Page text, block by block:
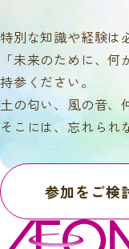
特別な知識や経験は
「未来のために、
持参ください。
土の匂い、風の音、
そこには、忘れられ
参加をご検